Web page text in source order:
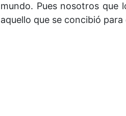
mundo. Pues nosotros que
aquello que se concibió